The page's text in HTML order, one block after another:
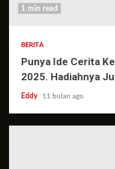
1 min read
BERITA
Punya Ide Cerita
2025. Hadiahnya
Eddy 11 bulan ago